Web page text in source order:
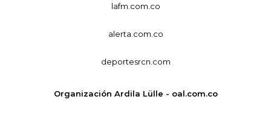
lafm.com.co
alerta.com.co
deportesrcn.com
Organización Ardila Lülle - oal.com.co